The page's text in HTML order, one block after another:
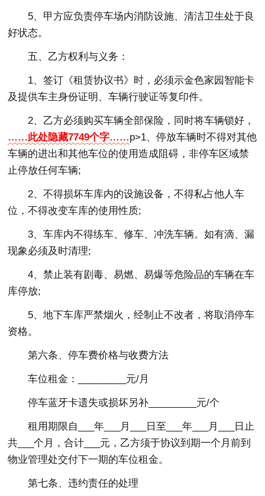
5、甲方应负责停车场内消防设施、清洁卫生处于良
好状态。
五、乙方权利与义务：
1、签订《租赁协议书》时，必须示金色家园智能卡
及提供车主身份证明、车辆行驶证等复印件。
2、乙方必须购买车辆全部保险，同时将车辆锁好，
……此处隐藏7749个字……p>1、停放车辆时不得对其他
车辆的进出和其他车位的使用造成阻碍，非停车区域禁
止停放任何车辆;
2、不得损坏车库内的设施设备，不得私占他人车
位，不得改变车库的使用性质;
3、车库内不得练车、修车、冲洗车辆。如有滴、漏
现象必须及时清理;
4、禁止装有剧毒、易燃、易爆等危险品的车辆在车
库停放;
5、地下车库严禁烟火，经制止不改者，将取消停车
资格。
第六条、停车费价格与收费方法
车位租金：_________元/月
停车蓝牙卡遗失或损坏另补_________元/个
租用期限自___年___月___日至___年___月___日止
共___个月，合计___元，乙方须于协议到期一个月前到
物业管理处交付下一期的车位租金。
第七条、违约责任的处理